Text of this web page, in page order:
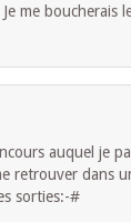
me boucherais
auquel je
retrouver dans
sorties:-#